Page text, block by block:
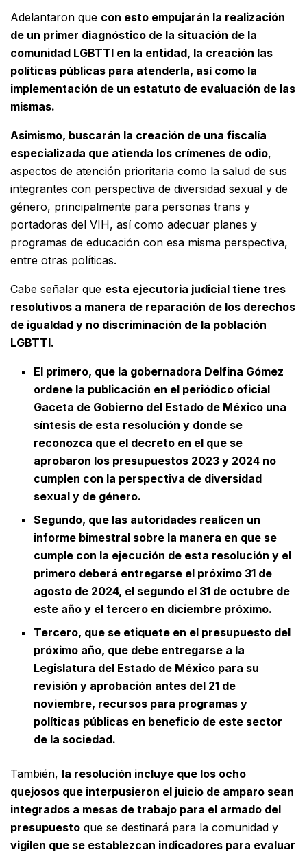
Adelantaron que con esto empujarán la realización
de un primer diagnóstico de la situación de la
comunidad LGBTTI en la entidad, la creación las
políticas públicas para atenderla, así como la
implementación de un estatuto de evaluación de las
mismas.
Asimismo, buscarán la creación de una fiscalía
especializada que atienda los crímenes de odio,
aspectos de atención prioritaria como la salud de sus
integrantes con perspectiva de diversidad sexual y de
género, principalmente para personas trans y
portadoras del VIH, así como adecuar planes y
programas de educación con esa misma perspectiva,
entre otras políticas.
Cabe señalar que esta ejecutoria judicial tiene tres
resolutivos a manera de reparación de los derechos
de igualdad y no discriminación de la población
LGBTTI.
El primero, que la gobernadora Delfina Gómez
ordene la publicación en el periódico oficial
Gaceta de Gobierno del Estado de México una
síntesis de esta resolución y donde se
reconozca que el decreto en el que se
aprobaron los presupuestos 2023 y 2024 no
cumplen con la perspectiva de diversidad
sexual y de género.
Segundo, que las autoridades realicen un
informe bimestral sobre la manera en que se
cumple con la ejecución de esta resolución y el
primero deberá entregarse el próximo 31 de
agosto de 2024, el segundo el 31 de octubre de
este año y el tercero en diciembre próximo.
Tercero, que se etiquete en el presupuesto del
próximo año, que debe entregarse a la
Legislatura del Estado de México para su
revisión y aprobación antes del 21 de
noviembre, recursos para programas y
políticas públicas en beneficio de este sector
de la sociedad.
También, la resolución incluye que los ocho
quejosos que interpusieron el juicio de amparo sean
integrados a mesas de trabajo para el armado del
presupuesto que se destinará para la comunidad y
vigilen que se establezcan indicadores para evaluar